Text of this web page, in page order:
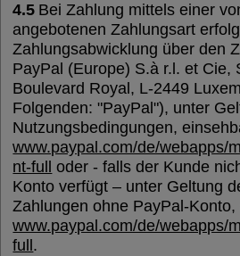
4.5 Bei Zahlung mittels einer
angebotenen Zahlungsart
Zahlungsabwicklung über den
PayPal (Europe) S.à r.l. et Cie,
Boulevard Royal, L-2449
Folgenden: "PayPal"), unter
Nutzungsbedingungen,
www.paypal.com/de/webapps/
nt-full
oder - falls der Kunde
Konto verfügt – unter Geltung
Zahlungen ohne PayPal-
www.paypal.com/de/webapps/
full .